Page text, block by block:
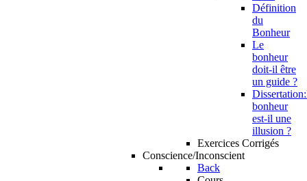
Définition
du
Bonheur
Le
bonheur
doit-il être
un guide ?
bonheur
est-il une
illusion ?
Exercices Corrigés
Conscience/Inconscient
Back